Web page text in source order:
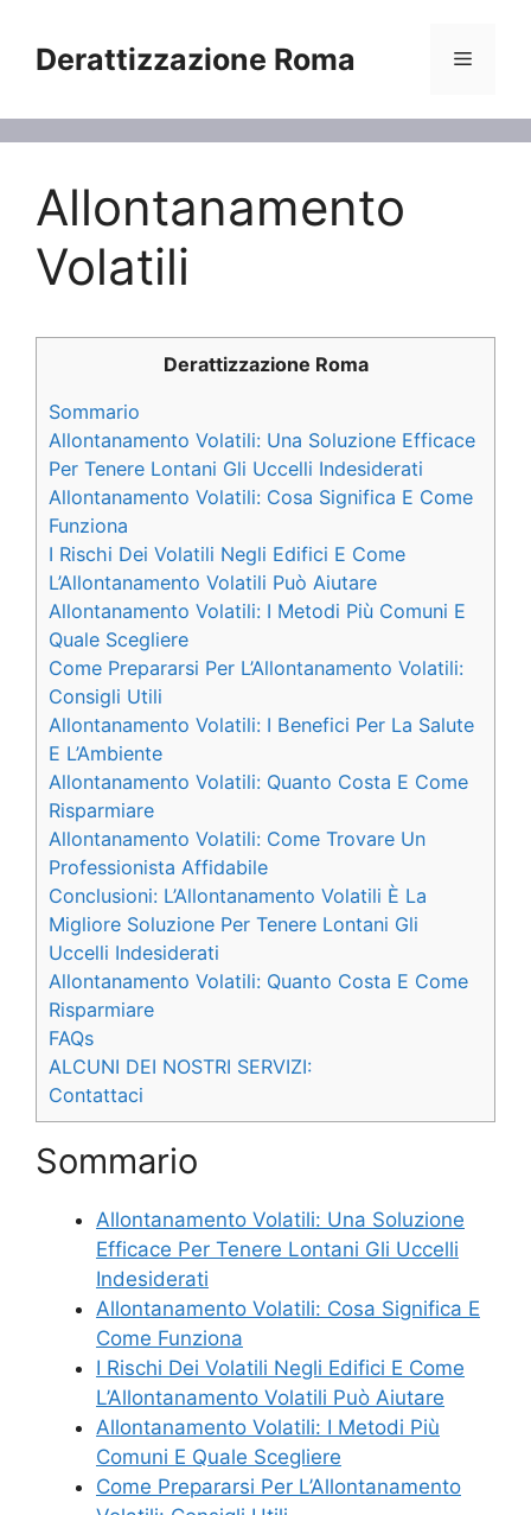
contenuto
Derattizzazione Roma Menu
Allontanamento
Volatili
Derattizzazione Roma
Sommario
Allontanamento Volatili: Una Soluzione Efficace
Per Tenere Lontani Gli Uccelli Indesiderati
Allontanamento Volatili: Cosa Significa E Come
Funziona
I Rischi Dei Volatili Negli Edifici E Come
L’Allontanamento Volatili Può Aiutare
Allontanamento Volatili: I Metodi Più Comuni E
Quale Scegliere
Come Prepararsi Per L’Allontanamento Volatili:
Consigli Utili
Allontanamento Volatili: I Benefici Per La Salute
E L’Ambiente
Allontanamento Volatili: Quanto Costa E Come
Risparmiare
Allontanamento Volatili: Come Trovare Un
Professionista Affidabile
Conclusioni: L’Allontanamento Volatili È La
Migliore Soluzione Per Tenere Lontani Gli
Uccelli Indesiderati
Allontanamento Volatili: Quanto Costa E Come
Risparmiare
FAQs
ALCUNI DEI NOSTRI SERVIZI:
Contattaci
Sommario
Allontanamento Volatili: Una Soluzione
Efficace Per Tenere Lontani Gli Uccelli
Indesiderati
Allontanamento Volatili: Cosa Significa E
Come Funziona
I Rischi Dei Volatili Negli Edifici E Come
L’Allontanamento Volatili Può Aiutare
Allontanamento Volatili: I Metodi Più
Comuni E Quale Scegliere
Come Prepararsi Per L’Allontanamento